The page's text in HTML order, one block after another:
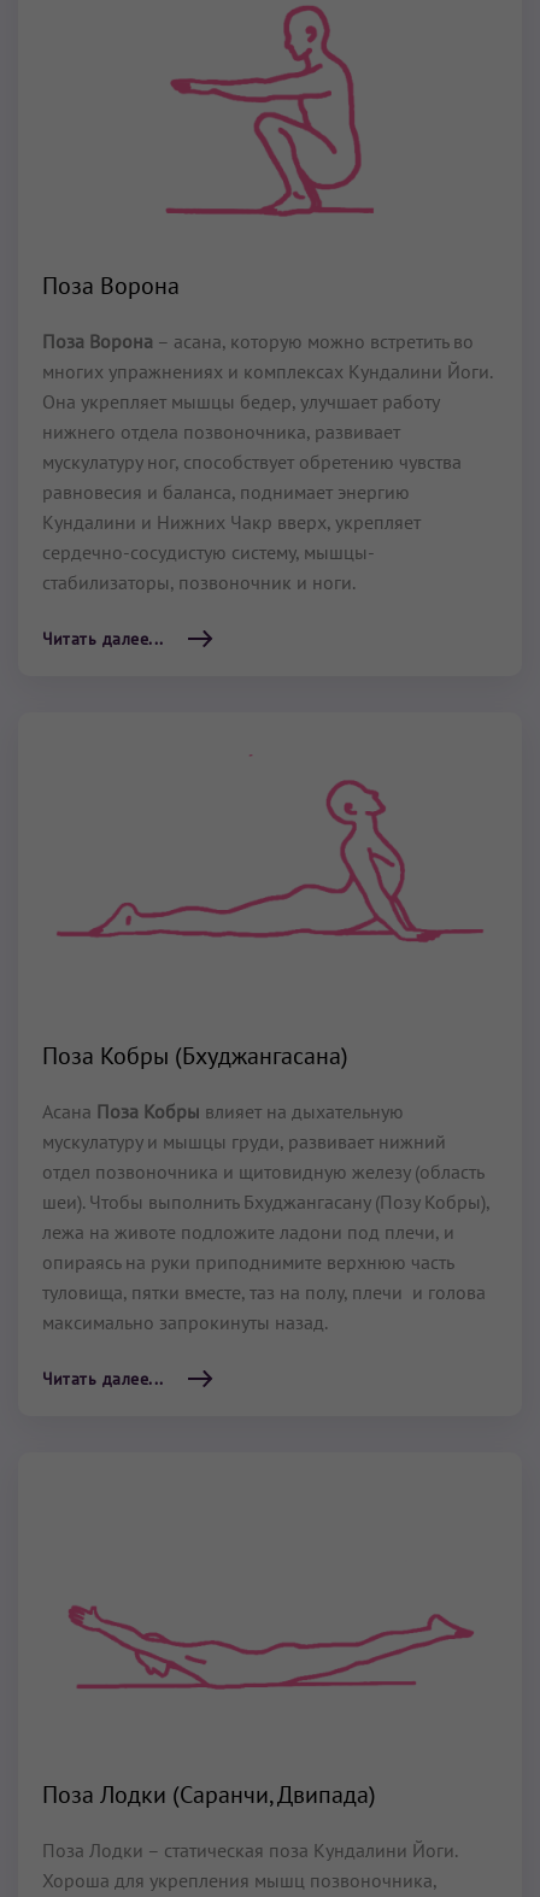
Поза Ворона
Поза Ворона – асана, которую можно встретить во
многих упражнениях и комплексах Кундалини Йоги.
Она укрепляет мышцы бедер, улучшает работу
нижнего отдела позвоночника, развивает
мускулатуру ног, способствует обретению чувства
равновесия и баланса, поднимает энергию
Кундалини и Нижних Чакр вверх, укрепляет
сердечно-сосудистую систему, мышцы-
стабилизаторы, позвоночник и ноги.
Читать далее...
Поза Кобры (Бхуджангасана)
Асана Поза Кобры влияет на дыхательную
мускулатуру и мышцы груди, развивает нижний
отдел позвоночника и щитовидную железу (область
шеи). Чтобы выполнить Бхуджангасану (Позу Кобры),
лежа на животе подложите ладони под плечи, и
опираясь на руки приподнимите верхнюю часть
туловища, пятки вместе, таз на полу, плечи и голова
максимально запрокинуты назад.
Читать далее...
Поза Лодки (Саранчи, Двипада)
Поза Лодки – статическая поза Кундалини Йоги.
Хороша для укрепления мышц позвоночника,